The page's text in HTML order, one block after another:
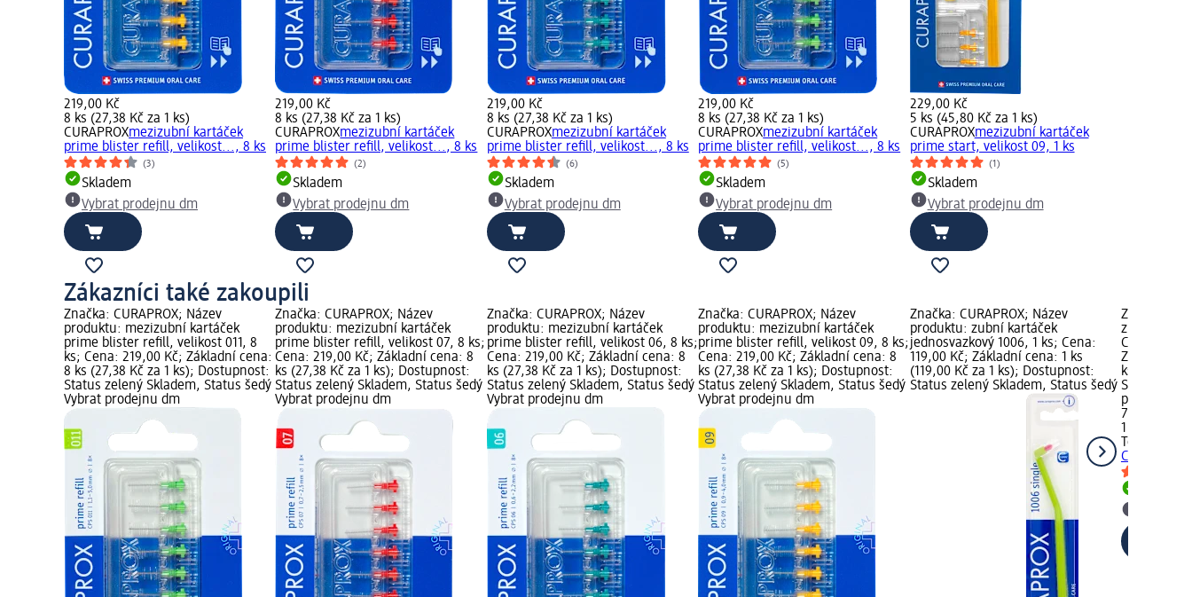
219,00 Kč
8 ks (27,38 Kč za 1 ks)
CURAPROXmezizubní kartáček
prime blister refill, velikost..., 8 ks
(3)
Skladem
Vybrat prodejnu dm
219,00 Kč
8 ks (27,38 Kč za 1 ks)
CURAPROXmezizubní kartáček
prime blister refill, velikost..., 8 ks
(2)
Skladem
Vybrat prodejnu dm
219,00 Kč
8 ks (27,38 Kč za 1 ks)
CURAPROXmezizubní kartáček
prime blister refill, velikost..., 8 ks
(6)
Skladem
Vybrat prodejnu dm
219,00 Kč
8 ks (27,38 Kč za 1 ks)
CURAPROXmezizubní kartáček
prime blister refill, velikost..., 8 ks
(5)
Skladem
Vybrat prodejnu dm
229,00 Kč
5 ks (45,80 Kč za 1 ks)
CURAPROXmezizubní kartáček
prime start, velikost 09, 1 ks
(1)
Skladem
Vybrat prodejnu dm
Zákazníci také zakoupili
Značka: CURAPROX; Název
produktu: mezizubní kartáček
prime blister refill, velikost 011, 8
ks; Cena: 219,00 Kč; Základní cena:
8 ks (27,38 Kč za 1 ks); Dostupnost:
Status zelený Skladem, Status šedý
Vybrat prodejnu dm
Značka: CURAPROX; Název
produktu: mezizubní kartáček
prime blister refill, velikost 07, 8 ks;
Cena: 219,00 Kč; Základní cena: 8
ks (27,38 Kč za 1 ks); Dostupnost:
Status zelený Skladem, Status šedý
Vybrat prodejnu dm
Značka: CURAPROX; Název
produktu: mezizubní kartáček
prime blister refill, velikost 06, 8 ks;
Cena: 219,00 Kč; Základní cena: 8
ks (27,38 Kč za 1 ks); Dostupnost:
Status zelený Skladem, Status šedý
Vybrat prodejnu dm
Značka: CURAPROX; Název
produktu: mezizubní kartáček
prime blister refill, velikost 09, 8 ks;
Cena: 219,00 Kč; Základní cena: 8
ks (27,38 Kč za 1 ks); Dostupnost:
Status zelený Skladem, Status šedý
Vybrat prodejnu dm
Značka: CURAPROX; Název
produktu: zubní kartáček
jednosvazkový 1006, 1 ks; Cena:
119,00 Kč; Základní cena: 1 ks
(119,00 Kč za 1 ks); Dostupnost:
Status zelený Skladem, Status šedý
Značka:
zubní
Compact
Základní
ks);
Skladem,
prodejnu
79,50 Kč
1 ks (79,50
TePe
Compact